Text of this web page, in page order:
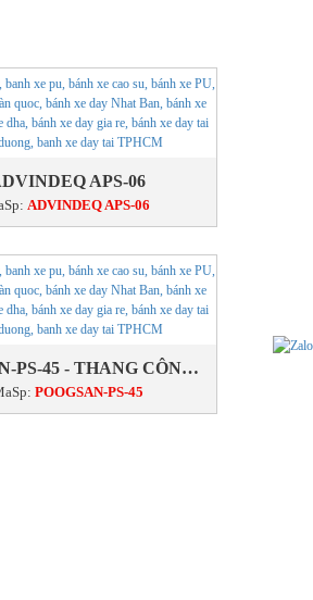
APS-06
ADVINDEQ APS-06
POOGSAN-PS-45 - THANG CÔNG TRÌNH
POOGSAN-PS-45